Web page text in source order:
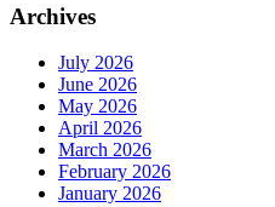
Archives
July 2026
June 2026
May 2026
April 2026
March 2026
February 2026
January 2026